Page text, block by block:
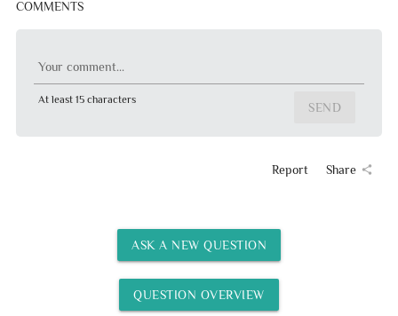
COMMENTS
Your comment...
At least 15 characters
SEND
Report Share share
ASK A NEW QUESTION
QUESTION OVERVIEW